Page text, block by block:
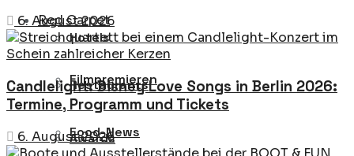
Red Carpet
Filmpremieren
Awards
Hotels
Restaurants
Food-News
6. August 2026
Candlelight: Disney Love Songs in Berlin 2026:
Termine, Programm und Tickets
6. August 2026